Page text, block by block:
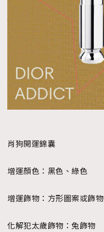
肖狗開運錦囊
增運顏色： 黑色、綠色
增運飾物： 方形圖案或飾物
化解犯太歲飾物： 兔飾物